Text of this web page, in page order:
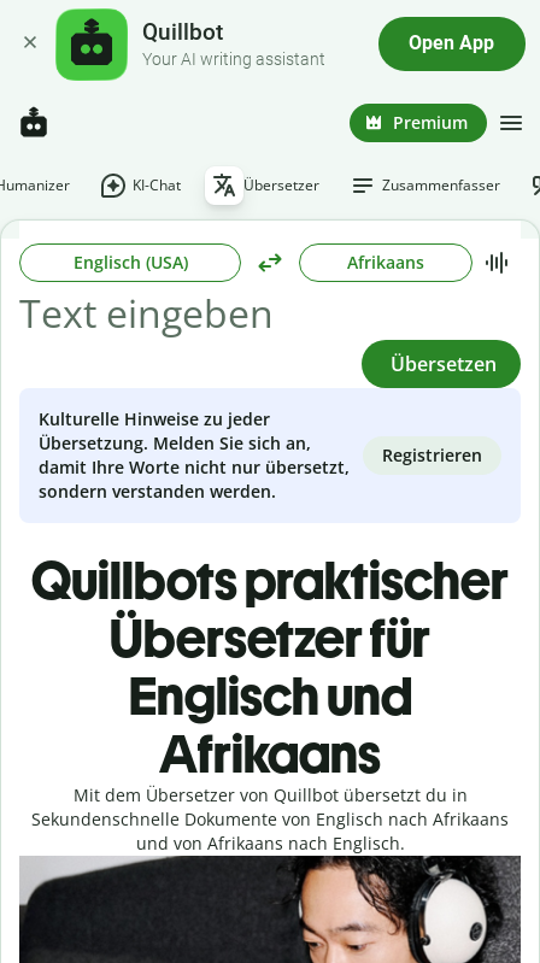
Quillbot
Your AI writing assistant
Open App
Premium
KI-Chat Übersetzer Zusammenfasser
Englisch (USA) Afrikaans
Übersetzen
Kulturelle Hinweise zu jeder
Übersetzung. Melden Sie sich an,
damit Ihre Worte nicht nur übersetzt,
sondern verstanden werden.
Registrieren
Quillbots praktischer
Übersetzer für
Englisch und
Afrikaans
Mit dem Übersetzer von Quillbot übersetzt du in
Sekundenschnelle Dokumente von Englisch nach Afrikaans
und von Afrikaans nach Englisch.